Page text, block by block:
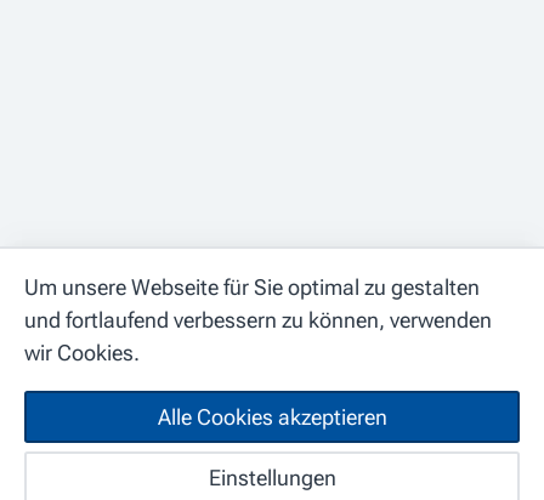
Spitex Regio Frick
Start Karte
Um unsere Webseite für Sie optimal zu gestalten
und fortlaufend verbessern zu können, verwenden
wir Cookies.
Alle Cookies akzeptieren
Einstellungen